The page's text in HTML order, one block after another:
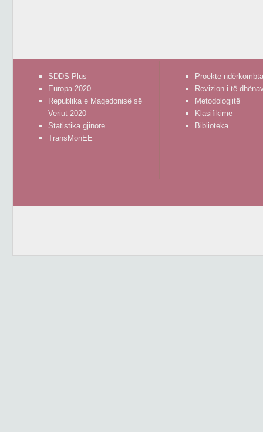
SDDS Plus
Europa 2020
Republika e Maqedonisë së
Veriut 2020
Statistika gjinore
TransMonEE
Proekte
Revizion i të
Metodologjitë
Klasifikime
Biblioteka